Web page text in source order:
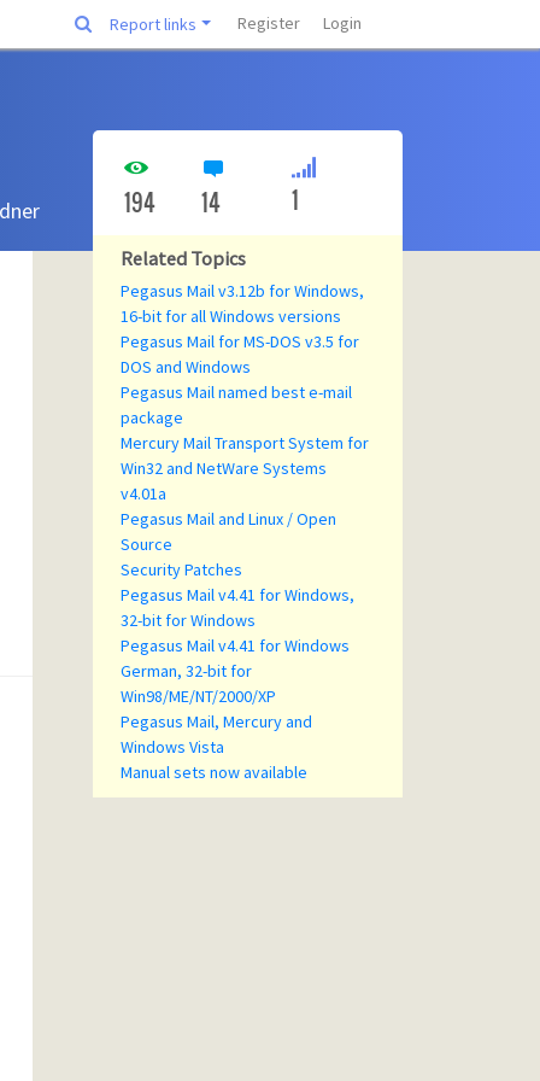
Report links Register Login
194 14 1
Related Topics
Pegasus Mail v3.12b for Windows,
16-bit for all Windows versions
Pegasus Mail for MS-DOS v3.5 for
DOS and Windows
Pegasus Mail named best e-mail
package
Mercury Mail Transport System for
Win32 and NetWare Systems
v4.01a
Pegasus Mail and Linux / Open
Source
Security Patches
Pegasus Mail v4.41 for Windows,
32-bit for Windows
Pegasus Mail v4.41 for Windows
German, 32-bit for
Win98/ME/NT/2000/XP
Pegasus Mail, Mercury and
Windows Vista
Manual sets now available